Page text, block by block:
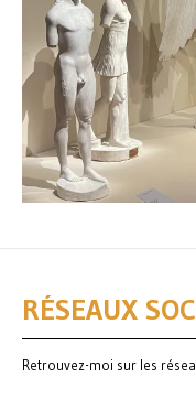
RÉSEAUX
Retrouvez-moi sur les